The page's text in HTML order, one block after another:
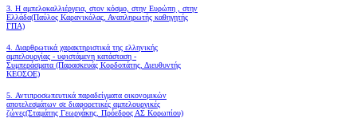
3. Η αμπελοκαλλιέργεια, στον κόσμο, στην Ευρώπη , στην
Ελλάδα(Παύλος Καρανικόλας, Αναπληρωτής καθηγητής
ΓΠΑ)
4. Διαρθρωτικά χαρακτηριστικά της ελληνικής
αμπελουργίας - υφιστάμενη κατάσταση -
Συμπεράσματα (Παρασκευάς Κορδοπάτης, Διευθυντής
ΚΕΟΣΟΕ)
5. Αντιπροσωπευτικά παραδείγματα οικονομικών
αποτελεσμάτων σε διαφορετικές αμπελουργικές
ζώνες(Σταμάτης Γεωργάκης, Πρόεδρος ΑΣ Κορωπίου)